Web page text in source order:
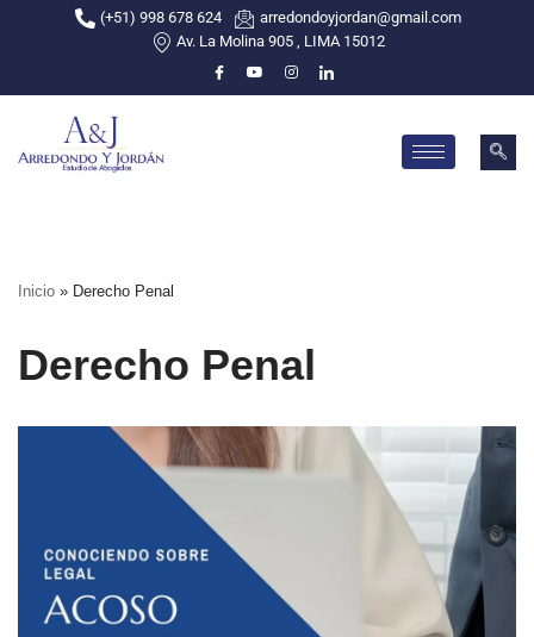
to
content
(+51) 998 678 624
arredondoyjordan@gmail.com
Av. La Molina 905 , LIMA 15012
Inicio » Derecho Penal
Derecho Penal